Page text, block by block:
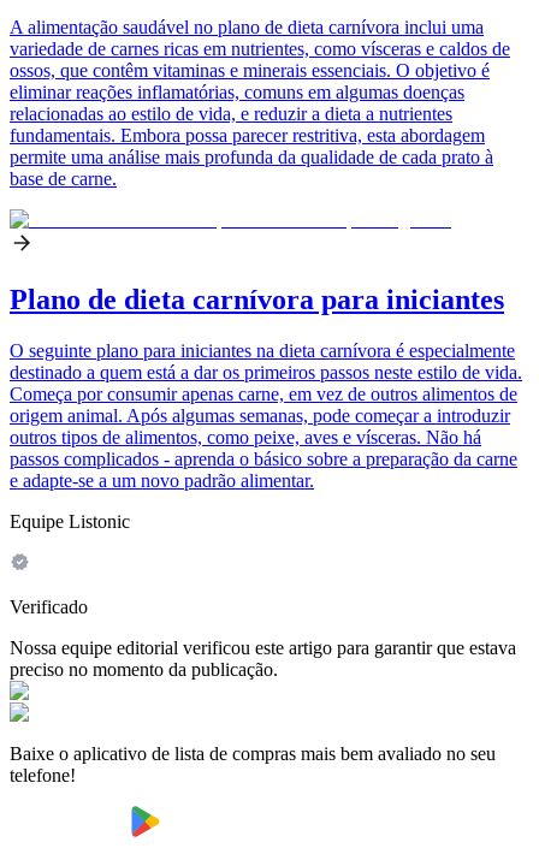
A alimentação saudável no plano de dieta carnívora inclui uma
variedade de carnes ricas em nutrientes, como vísceras e caldos de
ossos, que contêm vitaminas e minerais essenciais. O objetivo é
eliminar reações inflamatórias, comuns em algumas doenças
relacionadas ao estilo de vida, e reduzir a dieta a nutrientes
fundamentais. Embora possa parecer restritiva, esta abordagem
permite uma análise mais profunda da qualidade de cada prato à
base de carne.
Plano de dieta carnívora para iniciantes
O seguinte plano para iniciantes na dieta carnívora é especialmente
destinado a quem está a dar os primeiros passos neste estilo de vida.
Começa por consumir apenas carne, em vez de outros alimentos de
origem animal. Após algumas semanas, pode começar a introduzir
outros tipos de alimentos, como peixe, aves e vísceras. Não há
passos complicados - aprenda o básico sobre a preparação da carne
e adapte-se a um novo padrão alimentar.
Equipe Listonic
Verificado
Nossa equipe editorial verificou este artigo para garantir que estava
preciso no momento da publicação.
Baixe o aplicativo de lista de compras mais bem avaliado no seu
telefone!